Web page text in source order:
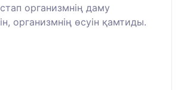
организмнің даму
организмнің өсуін қамтиды.